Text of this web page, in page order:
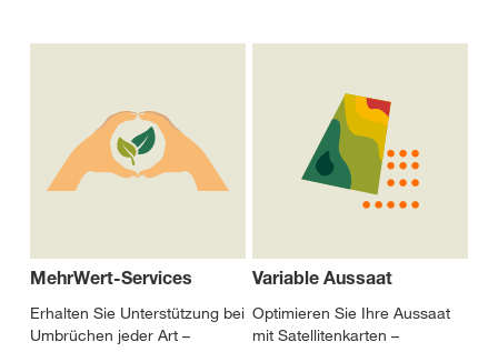
MehrWert-Services
Erhalten Sie Unterstützung bei
Umbrüchen jeder Art –
Variable Aussaat
Optimieren Sie Ihre Aussaat
mit Satellitenkarten –